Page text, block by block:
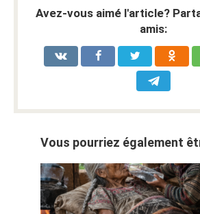
Avez-vous aimé l'article?
amis:
Vous pourriez également